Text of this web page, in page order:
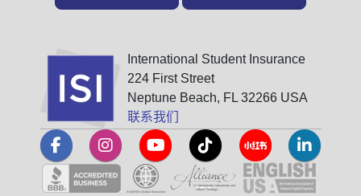
International Student Insurance
224 First Street
Neptune Beach, FL 32266 USA
联系我们